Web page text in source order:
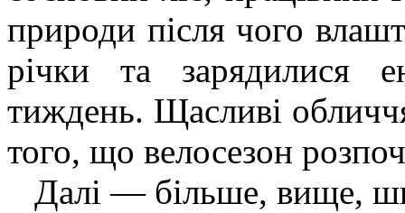
природи після чого
річки та зарядилися
тиждень. Щасливі
того, що велосезон
Далі — більше, вище,